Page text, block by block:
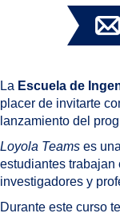
La Escuela de
placer de invitarte
lanzamiento del
Loyola Teams es
estudiantes trabajan
investigadores y
Durante este curso